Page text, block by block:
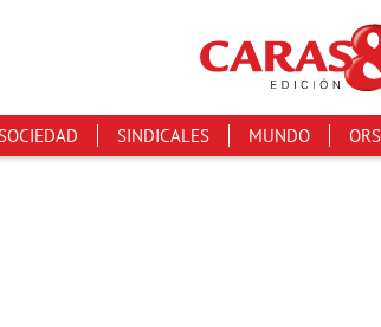
SINDICALES MUNDO